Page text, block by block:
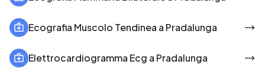
Ecografia Muscolo Tendinea a Pradalunga
Elettrocardiogramma Ecg a Pradalunga